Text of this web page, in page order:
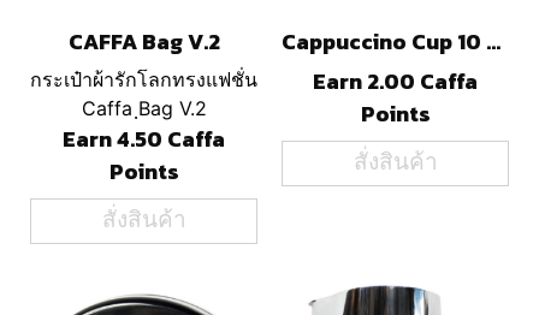
CAFFA Bag V.2
กระเป๋าผ้ารักโลกทรงแฟชั่น
Caffa ฺBag V.2
Earn 4.50 Caffa
Points
สั่งสินค้า
Cappuccino Cup 10 Oz.
Earn 2.00 Caffa
Points
สั่งสินค้า